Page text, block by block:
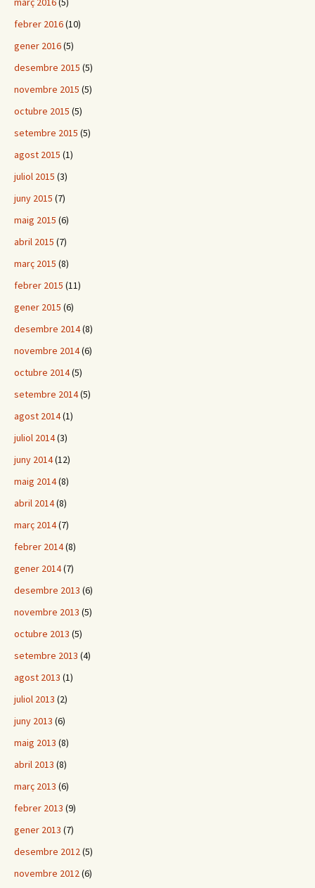
febrer 2016(10)
gener 2016(5)
desembre 2015 (5)
novembre 2015 (5)
octubre 2015 (5)
setembre 2015 (5)
agost 2015 (1)
juliol 2015 (3)
juny 2015 (7)
maig 2015 (6)
abril 2015 (7)
març 2015 (8)
febrer 2015 (11)
gener 2015 (6)
desembre 2014(8)
novembre 2014(6)
octubre 2014(5)
setembre 2014(5)
agost 2014(1)
juliol 2014(3)
juny 2014(12)
maig 2014(8)
abril 2014(8)
març 2014(7)
febrer 2014(8)
gener 2014(7)
desembre 2013 (6)
novembre 2013 (5)
octubre 2013 (5)
setembre 2013 (4)
agost 2013 (1)
juliol 2013 (2)
juny 2013 (6)
maig 2013 (8)
abril 2013 (8)
març 2013 (6)
febrer 2013 (9)
gener 2013 (7)
desembre 2012(5)
novembre 2012(6)